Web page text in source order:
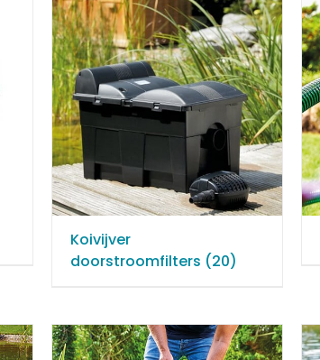
Koivijver
doorstroomfilters (20)